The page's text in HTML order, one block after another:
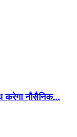
करेगा नौसैनिक...